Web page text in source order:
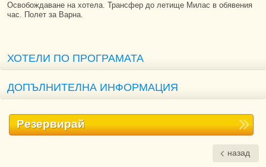
Освобождаване на хотела. Трансфер до летище Милас в обявения
час. Полет за Варна.
ХОТЕЛИ ПО ПРОГРАМАТА
ДОПЪЛНИТЕЛНА ИНФОРМАЦИЯ
Резервирай
назад